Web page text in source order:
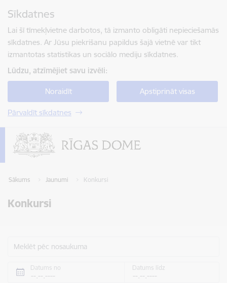
Sīkdatnes
Lai šī tīmekļvietne darbotos, tā izmanto obligāti nepieciešamās
sīkdatnes. Ar Jūsu piekrišanu papildus šajā vietnē var tikt
izmantotas statistikas un sociālo mediju sīkdatnes.
Lūdzu, atzīmējiet savu izvēli:
Noraidīt Apstiprināt visas
Pārvaldīt sīkdatnes
Sākums Jaunumi Konkursi
Konkursi
Meklēt pēc nosaukuma
Datums no Datums līdz